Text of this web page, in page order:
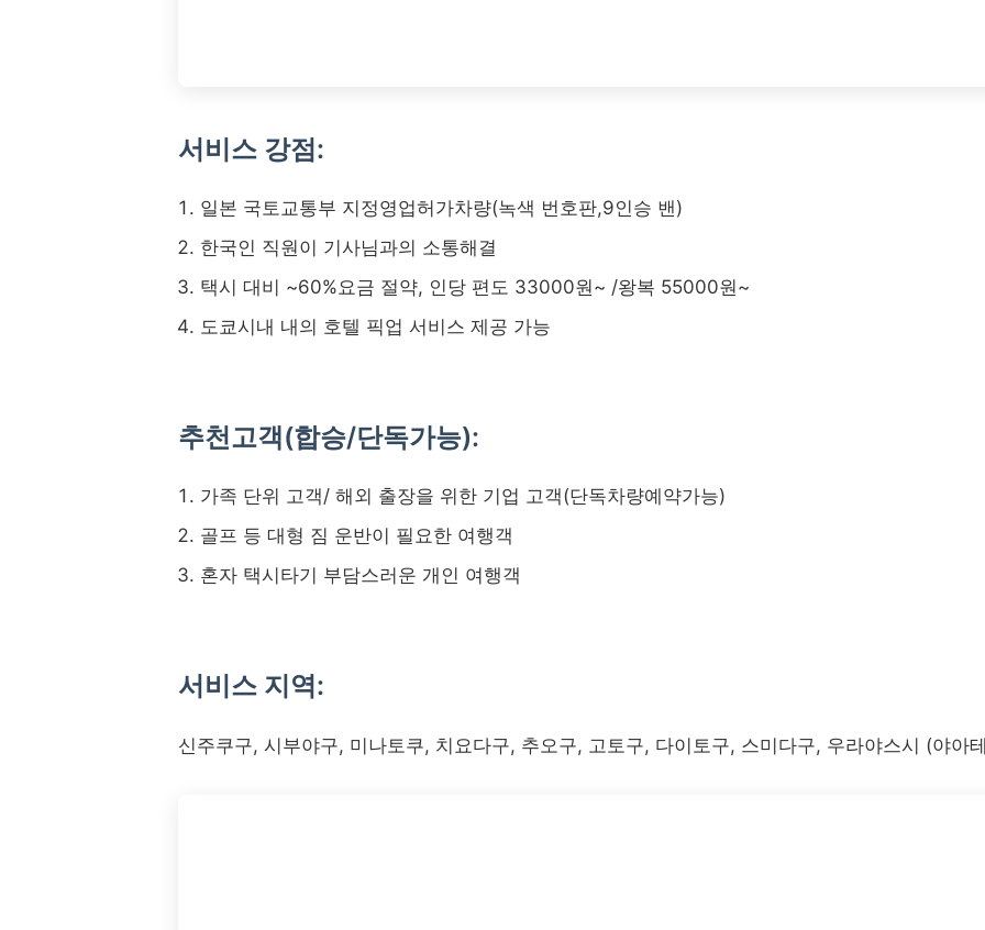
서비스 강점:
일본 국토교통부 지정영업허가차량(녹색 번호판,9인승 밴)
한국인 직원이 기사님과의 소통해결
택시 대비 ~60%요금 절약, 인당 편도 33000원~ /왕복 55000원~
도쿄시내 내의 호텔 픽업 서비스 제공 가능
추천고객(합승/단독가능):
가족 단위 고객/ 해외 출장을 위한 기업 고객(단독차량예약가능)
골프 등 대형 짐 운반이 필요한 여행객
혼자 택시타기 부담스러운 개인 여행객
서비스 지역:
신주쿠구, 시부야구, 미나토쿠, 치요다구, 추오구, 고토구, 다이토구, 스미다구, 우라야스시 (야아